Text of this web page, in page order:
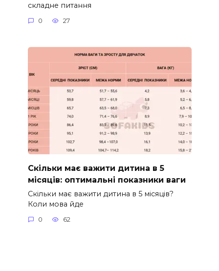
складне питання
0 27
Скільки має важити дитина в 5
місяців: оптимальні показники ваги
Скільки має важити дитина в 5 місяців?
Коли мова йде
0 62